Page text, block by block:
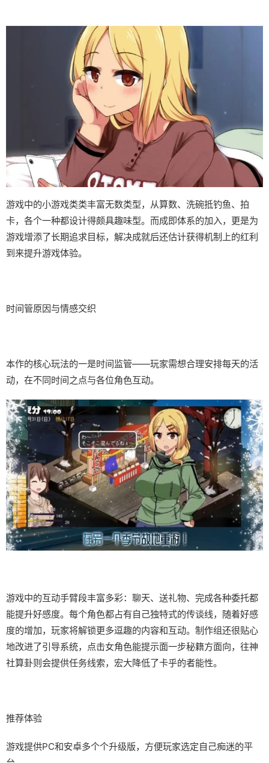
游戏中的小游戏类类丰富无数类型，从算数、洗碗抵钓鱼、拍
卡，各个一种都设计得颇具趣味型。而​​成即体系的加入​​，更是为
游戏增添了长期追求目标，解决成就后还估计获得机制上的红利
到来提升游戏体验。
时间管原因与情感交织
本作的核心玩法的一是时间监管——玩家需想合理安排每天的活
动，在不同时间之点与各位角色互动。
游戏中的​​互动手臂段丰富多彩​​：聊天、送礼物、完成各种委托都
能提升好感度。每个角色都占有自己独特式的传谈线，随着好感
度的增加，玩家将解锁更多逗趣的内容和互动。制作组还很贴心
地改进了引导系统，点击女角色能提示面一步秘籍方面向，往神
社算卦则会提供任务线索，宏大降低了卡乎的者能性。
推荐体验
游戏提供PC和安卓多个个升级版，方便玩家选定自己痴迷的平